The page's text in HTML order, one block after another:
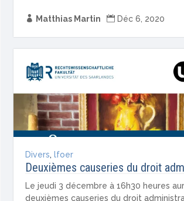
 Matthias Martin  Déc 6, 2020
Divers, lfoer
Deuxièmes causeries du droit
Le jeudi 3 décembre à 16h30 heures
deuxièmes causeries du droit